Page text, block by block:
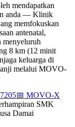
mendapatkan
anda — Klinik
memfokuskan
antenatal,
menyeluruh
8 km (12 minit
keluarga di
melalui MOVO-
📅 MOVO-X
SMK
Damai